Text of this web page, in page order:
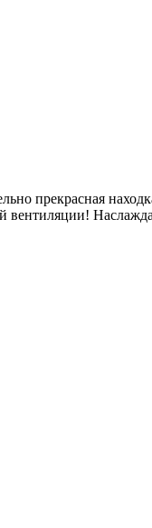
прекрасная
вентиляции!